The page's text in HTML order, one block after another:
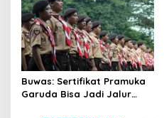
Buwas: Sertifikat Pramuka
Garuda Bisa Jadi Jalur